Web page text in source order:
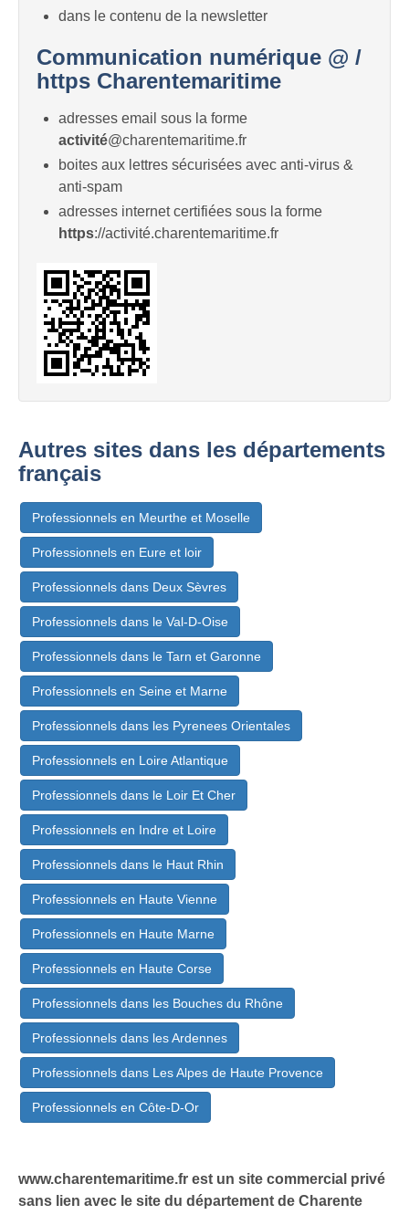
dans le contenu de la newsletter
Communication numérique @ /
https Charentemaritime
adresses email sous la forme
activité@charentemaritime.fr
boites aux lettres sécurisées avec anti-virus &
anti-spam
adresses internet certifiées sous la forme
https://activité.charentemaritime.fr
Autres sites dans les départements
français
Professionnels en Meurthe et Moselle
Professionnels en Eure et loir
Professionnels dans Deux Sèvres
Professionnels dans le Val-D-Oise
Professionnels dans le Tarn et Garonne
Professionnels en Seine et Marne
Professionnels dans les Pyrenees Orientales
Professionnels en Loire Atlantique
Professionnels dans le Loir Et Cher
Professionnels en Indre et Loire
Professionnels dans le Haut Rhin
Professionnels en Haute Vienne
Professionnels en Haute Marne
Professionnels en Haute Corse
Professionnels dans les Bouches du Rhône
Professionnels dans les Ardennes
Professionnels dans Les Alpes de Haute Provence
Professionnels en Côte-D-Or
www.charentemaritime.fr est un site commercial privé
sans lien avec le site du département de Charente